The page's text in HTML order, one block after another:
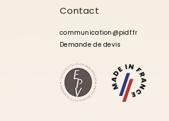
Contact
communication@pidf.fr
Demande de devis